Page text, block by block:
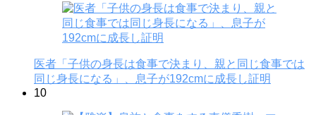
医者「子供の身長は食事で決まり、親と同じ食事では
同じ身長になる」、息子が192cmに成長し証明
10